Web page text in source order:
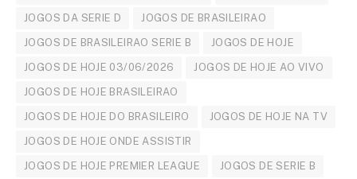
JOGOS DA SERIE D JOGOS DE BRASILEIRAO
JOGOS DE BRASILEIRAO SERIE B JOGOS DE HOJE
JOGOS DE HOJE 03/06/2026 JOGOS DE HOJE AO VIVO
JOGOS DE HOJE BRASILEIRAO
JOGOS DE HOJE DO BRASILEIRO JOGOS DE HOJE NA TV
JOGOS DE HOJE ONDE ASSISTIR
JOGOS DE HOJE PREMIER LEAGUE JOGOS DE SERIE B